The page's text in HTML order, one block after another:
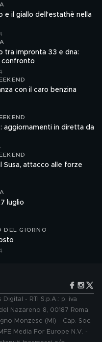
e il giallo dell'estathè nella
tra impronta 33 e dna:
confronto
con il caro benzina
aggiornamenti in diretta da
Susa, attacco alle forze
luglio
DEL GIORNO
- RTI S.p.A.: p. iva
Nazareno 8, 00187 Roma.
Monzese (MI) - Cap. Soc.
Media For Europe N.V. -